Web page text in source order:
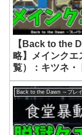
【Back to the
略】メインクエ
覧）：キツネ・